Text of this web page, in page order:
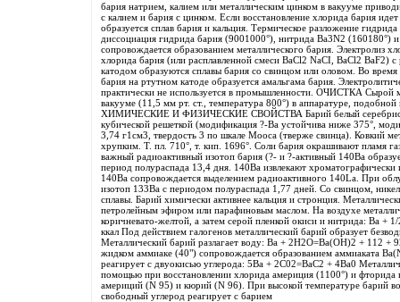
бария натрием, калием или металлическим цинком в вакууме
с калием и бария с цинком. Если восстановление хлорида бария
образуется сплав бария и кальция. Термическое разложение
диссоциация гидрида бария (9001000°), нитрида Ва3N2 (160180°)
сопровождается образованием металлического бария. Электролиз
хлорида бария (или расплавленной смеси BaCl2 NaCI, BaCl2 BaF2)
катодом образуются сплавы бария со свинцом или оловом. Во
бария на ртутном катоде образуется амальгама бария.
практически не используется в промышленности. ОЧИСТКА Сырой
вакууме (11,5 мм рт. ст., температура 800°) в аппаратуре,
ХИМИЧЕСКИЕ И ФИЗИЧЕСКИЕ СВОЙСТВА Барий белый
кубической решеткой (модификация ?-Ва устойчива ниже 375°,
3,74 г1см3, твердость 3 по шкале Мооса (тверже свинца). Ковкий
хрупким. Т. пл. 710°, т. кип. 1696°. Соли бария окрашивают пламя
важный радиоактивный изотоп бария (?- и ?-активный 140Ва
период полураспада 13,4 дня. 140Ва извлекают хроматографически
140Ва сопровождается выделением радиоактивного 140La. При
изотоп 133Ва с периодом полураспада 1,77 дней. Со свинцом,
сплавы. Барий химически активнее кальция и стронция.
петролейным эфиром или парафиновым маслом. На воздухе
коричневато-желтой, а затем серой пленкой окиси и нитрида: Ва +
ккал Под действием галогенов металлический барий образует
Металлический барий разлагает воду: Ва + 2Н2О=Ва(ОН)2 + 112 +
жидком аммиаке (40") сопровождается образованием аммиаката
реагирует с двуокисью углерода: 5Ва + 2C02=ВаС2 + 4Bа0
помощью при восстановлении хлорида америция (1100°) и
америций (N 95) и кюрий (N 96). При высокой температуре барий
свободный углерод реагирует с барием